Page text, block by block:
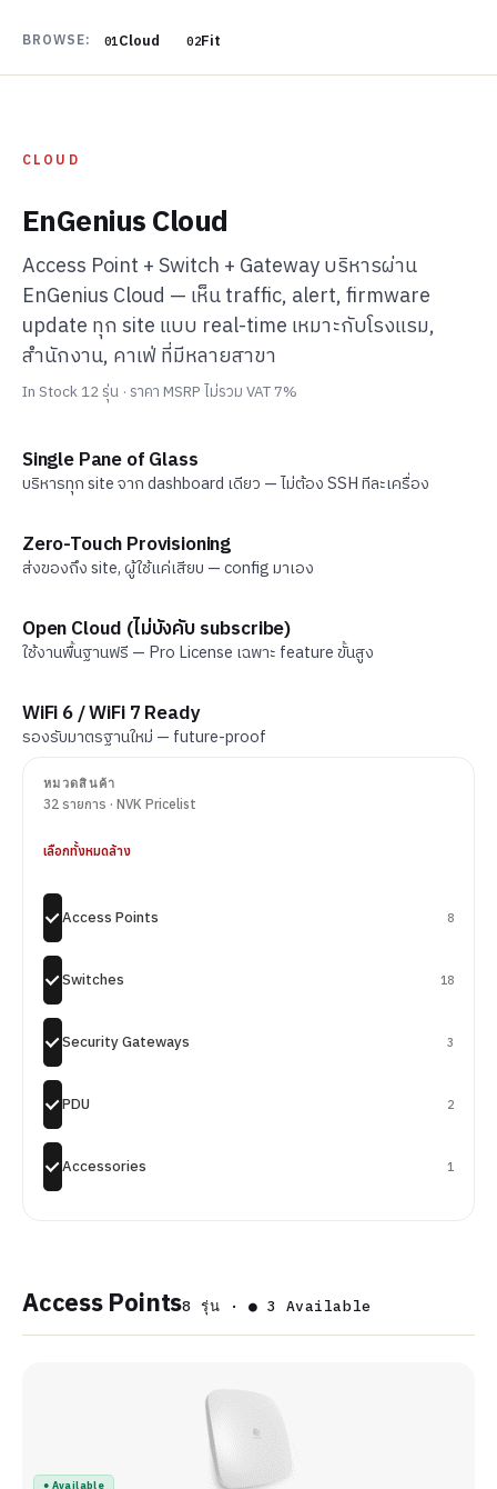
BROWSE: 01Cloud 02Fit
CLOUD
EnGenius Cloud
Access Point + Switch + Gateway บริหารผ่าน
EnGenius Cloud — เห็น traffic, alert, firmware
update ทุก site แบบ real-time เหมาะกับโรงแรม,
สำนักงาน, คาเฟ่ ที่มีหลายสาขา
In Stock 12 รุ่น · ราคา MSRP ไม่รวม VAT 7%
Single Pane of Glass
บริหารทุก site จาก dashboard เดียว — ไม่ต้อง SSH ทีละเครื่อง
Zero-Touch Provisioning
ส่งของถึง site, ผู้ใช้แค่เสียบ — config มาเอง
Open Cloud (ไม่บังคับ subscribe)
ใช้งานพื้นฐานฟรี — Pro License เฉพาะ feature ขั้นสูง
WiFi 6 / WiFi 7 Ready
รองรับมาตรฐานใหม่ — future-proof
หมวดสินค้า
32 รายการ · NVK Pricelist
เลือกทั้งหมดล้าง
Access Points 8
Switches 18
Security Gateways 3
PDU 2
Accessories 1
Access Points8 รุ่น · ● 3 Available